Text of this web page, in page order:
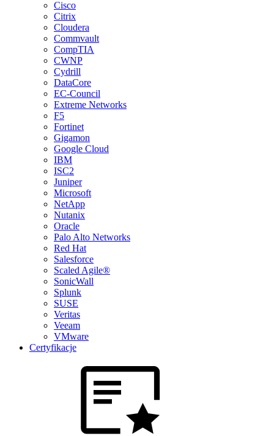
Cisco
Citrix
Cloudera
Commvault
CompTIA
CWNP
Cydrill
DataCore
EC-Council
Extreme Networks
F5
Fortinet
Gigamon
Google Cloud
IBM
ISC2
Juniper
Microsoft
NetApp
Nutanix
Oracle
Palo Alto Networks
Red Hat
Salesforce
Scaled Agile®
SonicWall
Splunk
SUSE
Veritas
Veeam
VMware
Certyfikacje